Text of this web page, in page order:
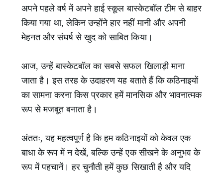
अपने पहले वर्ष में अपने हाई स्कूल बास्केटबॉल टीम से बाहर
किया गया था, लेकिन उन्होंने हार नहीं मानी और अपनी
मेहनत और संघर्ष से खुद को साबित किया।
आज, उन्हें बास्केटबॉल का सबसे सफल खिलाड़ी माना
जाता है। इस तरह के उदाहरण यह बताते हैं कि कठिनाइयों
का सामना करना किस प्रकार हमें मानसिक और भावनात्मक
रूप से मजबूत बनाता है।
अंततः, यह महत्वपूर्ण है कि हम कठिनाइयों को केवल एक
बाधा के रूप में न देखें, बल्कि उन्हें एक सीखने के अनुभव के
रूप में पहचानें। हर चुनौती हमें कुछ सिखाती है और यदि